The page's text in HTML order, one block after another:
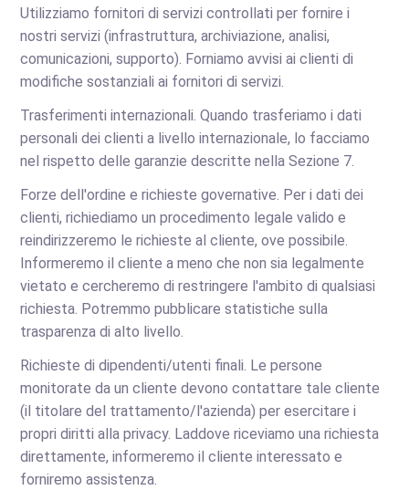
Utilizziamo fornitori di servizi controllati per fornire i
nostri servizi (infrastruttura, archiviazione, analisi,
comunicazioni, supporto). Forniamo avvisi ai clienti di
modifiche sostanziali ai fornitori di servizi.
Trasferimenti internazionali. Quando trasferiamo i dati
personali dei clienti a livello internazionale, lo facciamo
nel rispetto delle garanzie descritte nella Sezione 7.
Forze dell'ordine e richieste governative. Per i dati dei
clienti, richiediamo un procedimento legale valido e
reindirizzeremo le richieste al cliente, ove possibile.
Informeremo il cliente a meno che non sia legalmente
vietato e cercheremo di restringere l'ambito di qualsiasi
richiesta. Potremmo pubblicare statistiche sulla
trasparenza di alto livello.
Richieste di dipendenti/utenti finali. Le persone
monitorate da un cliente devono contattare tale cliente
(il titolare del trattamento/l'azienda) per esercitare i
propri diritti alla privacy. Laddove riceviamo una richiesta
direttamente, informeremo il cliente interessato e
forniremo assistenza.